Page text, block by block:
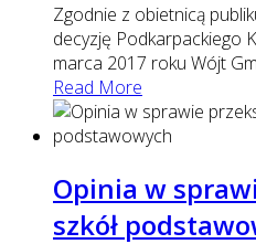
Zgodnie z obietnicą
decyzję Podkarpackiego
marca 2017 roku Wójt
Read More
Opinia w
szkół